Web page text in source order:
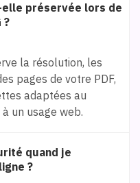
préservée lors de
?
la résolution, les
pages de votre PDF,
adaptées au
un usage web.
quand je
?